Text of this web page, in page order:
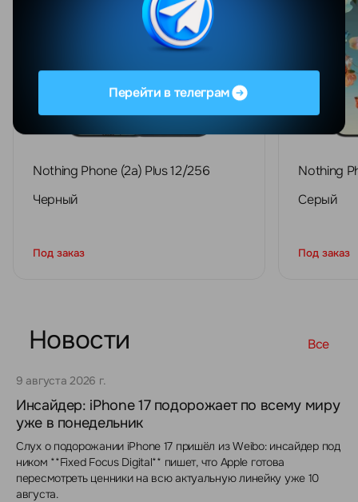
Nothing Phone (2a) Plus 12/256
Черный
Под заказ
Nothing
Серый
Под заказ
Новости Все
9 августа 2026 г.
Инсайдер: iPhone 17 подорожает по всему миру
уже в понедельник
Слух о подорожании iPhone 17 пришёл из Weibo: инсайдер под
ником **Fixed Focus Digital** пишет, что Apple готова
пересмотреть ценники на всю актуальную линейку уже 10
августа.
Перейти в телеграм